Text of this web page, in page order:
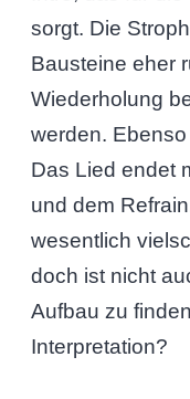
sorgt. Die
Bausteine eher
Wiederholung
werden.
Das Lied endet
und dem
wesentlich
doch ist nicht
Aufbau zu
Interpretation?